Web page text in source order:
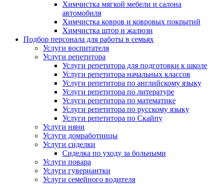
Химчистка мягкой мебели и салона
автомобиля
Химчистка ковров и ковровых покрытий
Химчистка штор и жалюзи
Подбор персонала для работы в семьях
Услуги воспитателя
Услуги репетитора
Услуги репетитора для подготовки к школе
Услуги репетитора начальных классов
Услуги репетитора по английскому языку
Услуги репетитора по литературе
Услуги репетитора по математике
Услуги репетитора по русскому языку
Услуги репетитора по Скайпу
Услуги няни
Услуги домработницы
Услуги сиделки
Сиделка по уходу за больными
Услуги повара
Услуги гувернантки
Услуги семейного водителя